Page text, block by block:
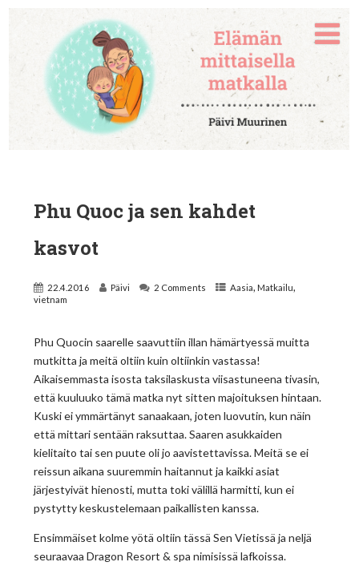
Phu Quoc ja sen kahdet
kasvot
22.4.2016 Päivi 2 Comments Aasia,Matkailu,
vietnam
Phu Quocin saarelle saavuttiin illan hämärtyessä muitta
mutkitta ja meitä oltiin kuin oltiinkin vastassa!
Aikaisemmasta isosta taksilaskusta viisastuneena tivasin,
että kuuluuko tämä matka nyt sitten majoituksen hintaan.
Kuski ei ymmärtänyt sanaakaan, joten luovutin, kun näin
että mittari sentään raksuttaa. Saaren asukkaiden
kielitaito tai sen puute oli jo aavistettavissa. Meitä se ei
reissun aikana suuremmin haitannut ja kaikki asiat
järjestyivät hienosti, mutta toki välillä harmitti, kun ei
pystytty keskustelemaan paikallisten kanssa.
Ensimmäiset kolme yötä oltiin tässä Sen Vietissä ja neljä
seuraavaa Dragon Resort & spa nimisissä lafkoissa.